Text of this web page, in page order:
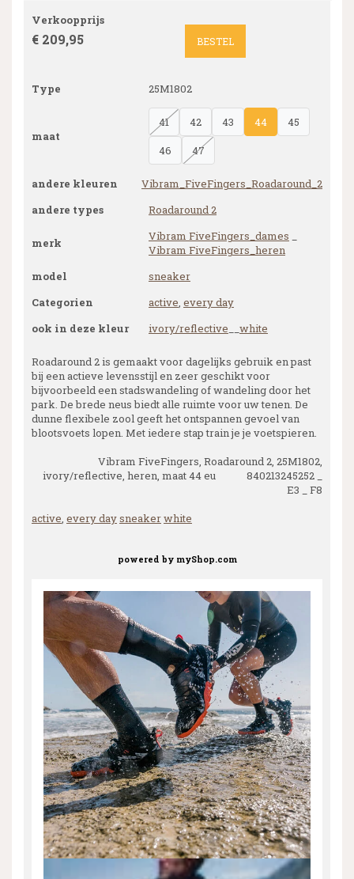
Verkoopprijs
€ 209,95 BESTEL
Type 25M1802
maat
41 42 43 44
45
46
47
andere kleuren
Vibram_FiveFingers_Roadaround_2
andere types
Roadaround 2
merk Vibram FiveFingers_dames
Vibram FiveFingers_heren
model
sneaker
Categorien
active, every day
ook in deze kleur
ivory/reflective white
Roadaround 2 is gemaakt voor dagelijks gebruik en past
bij een actieve levensstijl en zeer geschikt voor
bijvoorbeeld een stadswandeling of wandeling door het
park. De brede neus biedt alle ruimte voor uw tenen. De
dunne flexibele zool geeft het ontspannen gevoel van
blootsvoets lopen. Met iedere stap train je je voetspieren.
Vibram FiveFingers, Roadaround 2, 25M1802,
ivory/reflective, heren, maat 44 eu 840213245252 _
E3 _ F8
active, every daysneakerwhite
powered by myShop.com